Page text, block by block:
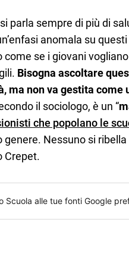
parla sempre di più di
anomala su
se i giovani
Bisogna ascoltare
ma non va gestita come
il sociologo, è un “
che popolano le
genere. Nessuno si
Crepet.
Scuola alle tue fonti Google